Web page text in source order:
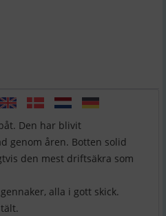
Den har blivit
genom åren. Botten solid
den mest driftsäkra som
alla i gott skick.